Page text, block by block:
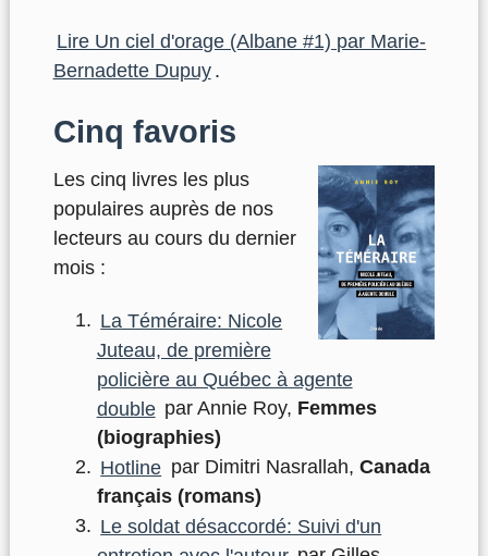
Lire Un ciel d'orage (Albane #1) par Marie-
Bernadette Dupuy .
Cinq favoris
Les cinq livres les plus
populaires auprès de nos
lecteurs au cours du dernier
mois :
La Téméraire: Nicole
Juteau, de première
policière au Québec à agente
double par Annie Roy, Femmes
(biographies)
Hotline par Dimitri Nasrallah, Canada
français (romans)
Le soldat désaccordé: Suivi d'un